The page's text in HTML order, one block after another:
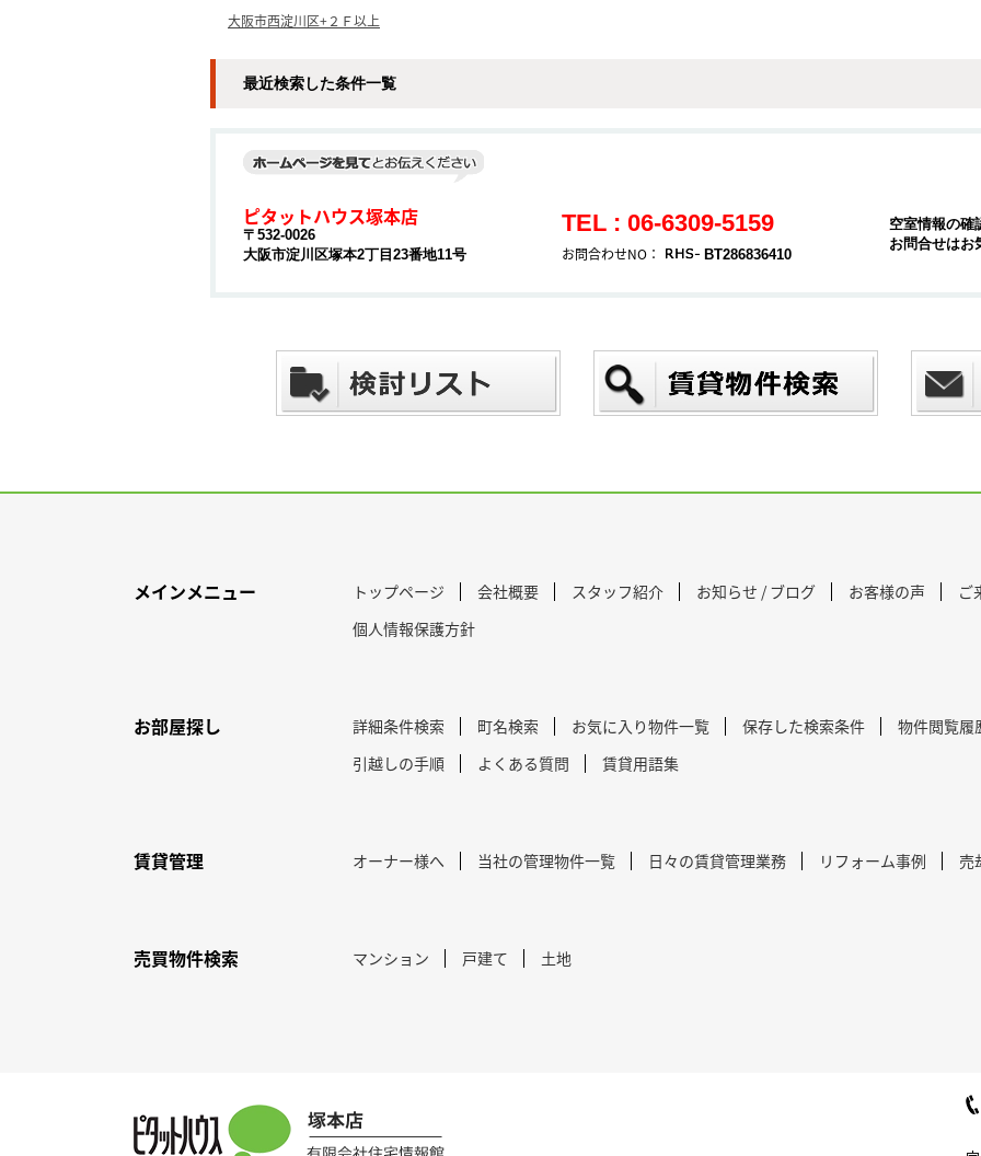
大阪市西淀川区+２Ｆ以上
最近検索した条件一覧
ピタットハウス塚本店
〒532-0026
大阪市淀川区塚本2丁目23番地11号
TEL : 06-6309-5159
お問合わせNO： BT286836410
空室情報の確
お問合せはお
メインメニュー トップページ 会社概要 スタッフ紹介 お知らせ / ブログ お客様の声
ご
個人情報保護方針
お部屋探し 詳細条件検索 町名検索 お気に入り物件一覧 保存した検索条件
物件閲覧履
引越しの手順
よくある質問 賃貸用語集
賃貸管理 オーナー様へ 当社の管理物件一覧 日々の賃貸管理業務 リフォーム事例 売
売買物件検索 マンション 戸建て 土地